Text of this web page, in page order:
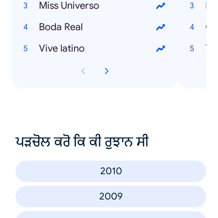
Miss Universo
Boda Real
Vive latino
ਪੜਚੋਲ ਕਰੋ ਕਿ ਕੀ ਰੁਝਾਨ ਸੀ
2010
2009